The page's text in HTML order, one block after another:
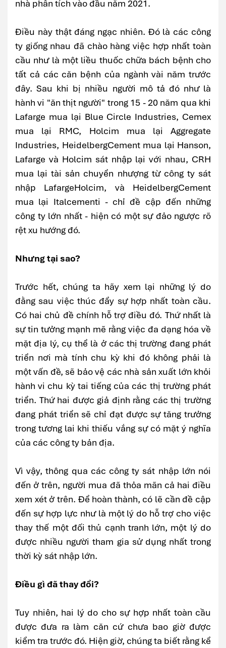
nhà phân tích vào đầu năm 2021.
Điều này thật đáng ngạc nhiên. Đó là các công
ty giống nhau đã chào hàng việc hợp nhất toàn
cầu như là một liều thuốc chữa bách bệnh cho
tất cả các căn bệnh của ngành vài năm trước
đây. Sau khi bị nhiều người mô tả đó như là
hành vi "ăn thịt người" trong 15 - 20 năm qua khi
Lafarge mua lại Blue Circle Industries, Cemex
mua lại RMC, Holcim mua lại Aggregate
Industries, HeidelbergCement mua lại Hanson,
Lafarge và Holcim sát nhập lại với nhau, CRH
mua lại tài sản chuyển nhượng từ công ty sát
nhập LafargeHolcim, và HeidelbergCement
mua lại Italcementi - chỉ đề cập đến những
công ty lớn nhất - hiện có một sự đảo ngược rõ
rệt xu hướng đó.
Nhưng tại sao?
Trước hết, chúng ta hãy xem lại những lý do
đằng sau việc thúc đẩy sự hợp nhất toàn cầu.
Có hai chủ đề chính hỗ trợ điều đó. Thứ nhất là
sự tin tưởng mạnh mẽ rằng việc đa dạng hóa về
mặt địa lý, cụ thể là ở các thị trường đang phát
triển nơi mà tính chu kỳ khi đó không phải là
một vấn đề, sẽ bảo vệ các nhà sản xuất lớn khỏi
hành vi chu kỳ tai tiếng của các thị trường phát
triển. Thứ hai được giả định rằng các thị trường
đang phát triển sẽ chỉ đạt được sự tăng trưởng
trong tương lai khi thiếu vắng sự có mặt ý nghĩa
của các công ty bản địa.
Vì vậy, thông qua các công ty sát nhập lớn nói
đến ở trên, người mua đã thỏa mãn cả hai điều
xem xét ở trên. Để hoàn thành, có lẽ cần đề cập
đến sự hợp lực như là một lý do hỗ trợ cho việc
thay thế một đối thủ cạnh tranh lớn, một lý do
được nhiều người tham gia sử dụng nhất trong
thời kỳ sát nhập lớn.
Điều gì đã thay đổi?
Tuy nhiên, hai lý do cho sự hợp nhất toàn cầu
được đưa ra làm căn cứ chưa bao giờ được
kiểm tra trước đó. Hiện giờ, chúng ta biết rằng kể